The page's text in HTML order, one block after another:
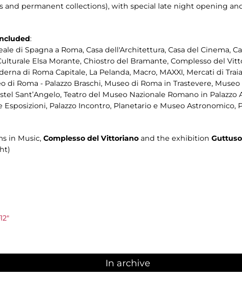
permanent collections), with special late night opening
:
di Spagna a Roma, Casa dell'Architettura, Casa del Cinema,
Elsa Morante, Chiostro del Bramante, Complesso del
di Roma Capitale, La Pelanda, Macro, MAXXI, Mercati di
di Roma - Palazzo Braschi, Museo di Roma in Trastevere,
Sant’Angelo, Teatro del Museo Nazionale Romano in
Esposizioni, Palazzo Incontro, Planetario e Museo Astronomico,
in Music, Complesso del Vittoriano and the exhibition
In archive